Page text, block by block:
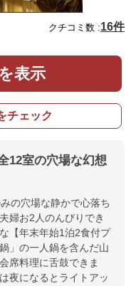
クチコミ数 :16件
表示
チェック
12室の穴場な幻想
の穴場な静かで心落ち
婦お2人のんびりでき
【年末年始1泊2食付プ
」の一人鍋を含んだ山
席料理に舌鼓できま
夜になるとライトアッ